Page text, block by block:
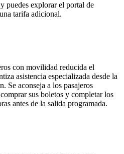
puedes explorar el portal de
tarifa adicional.
con movilidad reducida el
asistencia especializada desde la
Se aconseja a los pasajeros
sus boletos y completar los
antes de la salida programada.